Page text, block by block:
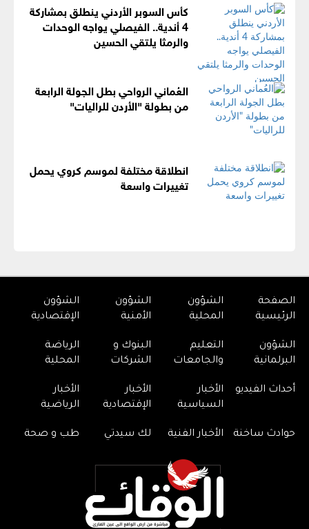
كأس السوبر الأردني ينطلق بمشاركة
4 أندية.. الفيصلي يواجه الوحدات
والرمثا يلتقي الحسين
العُماني الرواحي بطل الجولة الرابعة
من بطولة "الأردن للراليات"
انطلاقة مختلفة لموسم كروي يحمل
تغييرات واسعة
الصفحة
الرئيسية
الشؤون
المحلية
الشؤون
الأمنية
الشؤون
الإقتصادية
الشؤون
البرلمانية
التعليم
والجامعات
البنوك و
الشركات
الرياضة
المحلية
أحداث الفيديو
الأخبار
السياسية
الأخبار
الإقتصادية
الأخبار
الرياضية
حوادث ساخنة الأخبار الفنية لك سيدتي طب و صحة